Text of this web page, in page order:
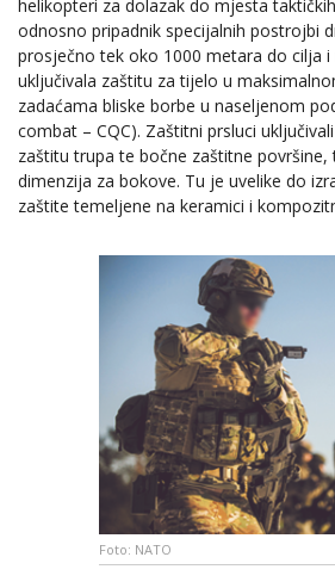
helikopteri za dolazak do mjesta
odnosno pripadnik specijalnih postrojbi
prosječno tek oko 1000 metara do cilja i
uključivala zaštitu za tijelo u
zadaćama bliske borbe u naseljenom
combat – CQC). Zaštitni prsluci
zaštitu trupa te bočne zaštitne površine,
dimenzija za bokove. Tu je uvelike do
zaštite temeljene na keramici i
Foto: NATO